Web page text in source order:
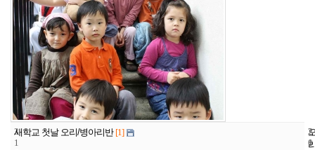
3
1
새학교 첫날 오리/병아리반 [1]
2
1
2
0